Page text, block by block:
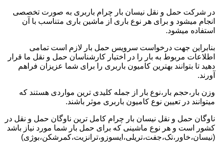
در شرکت حمل و نقل نیسان بار چرام باربری به صورت تخصصی
انجام میشود و برای هر نوع باری از ماشین باری متناسب با آن
استفاده میشود.
بنابراین جهت درخواست سرویس حمل بار لازم است تمامی
اطلاعات مربوط به بار را در اختیار کارشناسان حمل و نقل ما قرار
دهید تا بتوانند بهترین کامیون باربری را برای شما عزیزان فراهم
آورند.
وزن بار،حجم بار،نوع بار از جمله کلیدی ترین مواردی هستند که
میتوانند در تعیین نوع کامیون باربری موثر باشند.
ناوگان حمل و نقل نیسان بار چرام کامل ترین ناوگان حمل و نقل در
کشور است و هر نوع ماشینی که برای حمل بار شما مورد نیاز باشد
(نیسان،خاور،تک،جفت،تریلی،ایسوزو،ترانزیت،کمرشکن،بوژی)